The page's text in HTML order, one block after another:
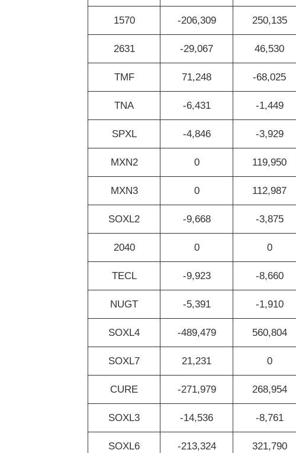
1570 -206,309 250,135
2631 -29,067 46,530
TMF 71,248 -68,025
TNA -6,431 -1,449
SPXL -4,846 -3,929
MXN2 0 119,950
MXN3 0 112,987
SOXL2 -9,668 -3,875
2040 0 0
TECL -9,923 -8,660
NUGT -5,391 -1,910
SOXL4 -489,479 560,804
SOXL7 21,231 0
CURE -271,979 268,954
SOXL3 -14,536 -8,761
SOXL6 -213,324 321,790